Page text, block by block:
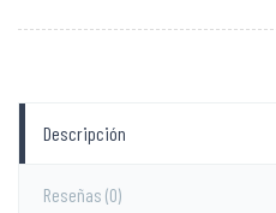
Descripción
Reseñas (0)